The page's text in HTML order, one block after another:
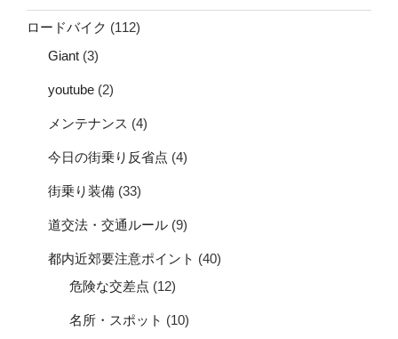
ロードバイク (112)
Giant (3)
youtube (2)
メンテナンス (4)
今日の街乗り反省点 (4)
街乗り装備 (33)
道交法・交通ルール (9)
都内近郊要注意ポイント (40)
危険な交差点 (12)
名所・スポット (10)